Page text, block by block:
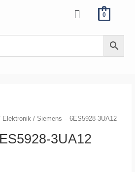
Menü 0
Elektronik / Siemens – 6ES5928-3UA12
3UA12